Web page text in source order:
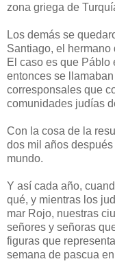
zona griega de
Los demás se
Santiago, el
El caso es que Páblo
entonces se
corresponsales que
comunidades judías
Con la cosa de la
dos mil años
mundo.
Y así cada año,
qué, y mientras los
mar Rojo, nuestras
señores y señoras
figuras que
semana de pascua